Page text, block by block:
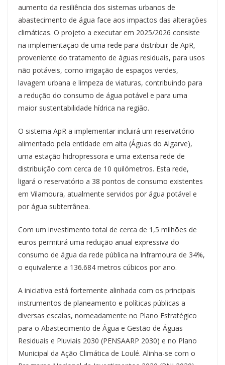
aumento da resiliência dos sistemas urbanos de
abastecimento de água face aos impactos das alterações
climáticas. O projeto a executar em 2025/2026 consiste
na implementação de uma rede para distribuir de ApR,
proveniente do tratamento de águas residuais, para usos
não potáveis, como irrigação de espaços verdes,
lavagem urbana e limpeza de viaturas, contribuindo para
a redução do consumo de água potável e para uma
maior sustentabilidade hídrica na região.
O sistema ApR a implementar incluirá um reservatório
alimentado pela entidade em alta (Águas do Algarve),
uma estação hidropressora e uma extensa rede de
distribuição com cerca de 10 quilómetros. Esta rede,
ligará o reservatório a 38 pontos de consumo existentes
em Vilamoura, atualmente servidos por água potável e
por água subterrânea.
Com um investimento total de cerca de 1,5 milhões de
euros permitirá uma redução anual expressiva do
consumo de água da rede pública na Inframoura de 34%,
o equivalente a 136.684 metros cúbicos por ano.
A iniciativa está fortemente alinhada com os principais
instrumentos de planeamento e políticas públicas a
diversas escalas, nomeadamente no Plano Estratégico
para o Abastecimento de Água e Gestão de Águas
Residuais e Pluviais 2030 (PENSAARP 2030) e no Plano
Municipal da Ação Climática de Loulé. Alinha-se com o